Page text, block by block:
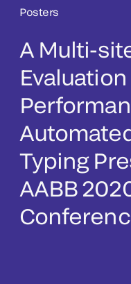
Posters
A Multi-
Typing
AABB